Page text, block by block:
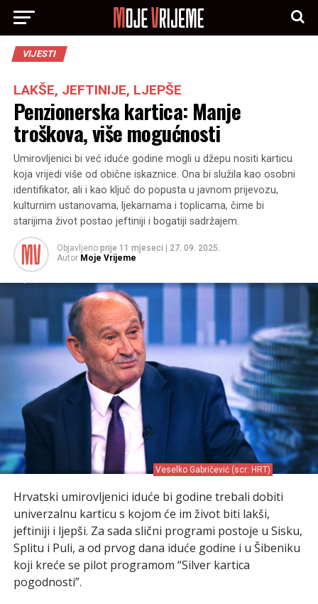
VIJESTI
LAKŠE, JEFTINIJE, LJEPŠE
Penzionerska kartica: Manje
troškova, više mogućnosti
Umirovljenici bi već iduće godine mogli u džepu nositi karticu
koja vrijedi više od obične iskaznice. Ona bi služila kao osobni
identifikator, ali i kao ključ do popusta u javnom prijevozu,
kulturnim ustanovama, ljekarnama i toplicama, čime bi
starijima život postao jeftiniji i bogatiji sadržajem.
Objavljeno prije 11 mjeseci
27. 09. 2025.
Autor Moje Vrijeme
Veselko Gabričević (scr: HRT)
Hrvatski umirovljenici iduće bi godine trebali dobiti
univerzalnu karticu s kojom će im život biti lakši,
jeftiniji i ljepši. Za sada slični programi postoje u Sisku,
Splitu i Puli, a od prvog dana iduće godine i u Šibeniku
koji kreće se pilot programom “Silver kartica
pogodnosti”.